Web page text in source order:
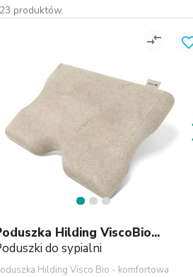
produktów.
compare_arrows
Hilding ViscoBio...
do sypialni
Hilding Visco Bio - komfortowa